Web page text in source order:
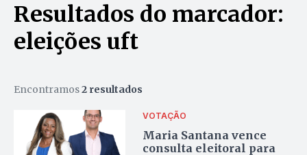
Resultados do marcador:
eleições uft
Encontramos2 resultados
VOTAÇÃO
Maria Santana vence
consulta eleitoral para